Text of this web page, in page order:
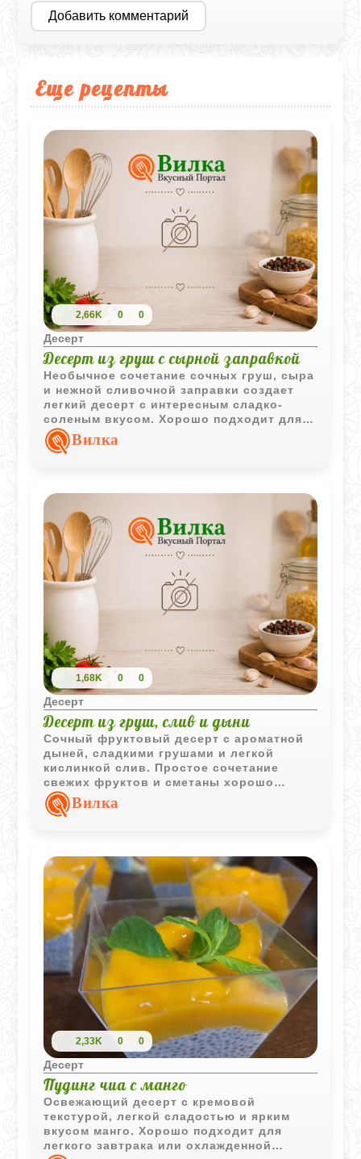
Добавить комментарий
Еще рецепты
2,66K 0 0
Десерт
Десерт из груш с сырной заправкой
Необычное сочетание сочных груш, сыра
и нежной сливочной заправки создает
легкий десерт с интересным сладко-
соленым вкусом. Хорошо подходит для
быстрой подачи.
Вилка
1,68K 0 0
Десерт
Десерт из груш, слив и дыни
Сочный фруктовый десерт с ароматной
дыней, сладкими грушами и легкой
кислинкой слив. Простое сочетание
свежих фруктов и сметаны хорошо
подходит для летней подачи.
Вилка
2,33K 0 0
Десерт
Пудинг чиа с манго
Освежающий десерт с кремовой
текстурой, легкой сладостью и ярким
вкусом манго. Хорошо подходит для
легкого завтрака или охлажденной